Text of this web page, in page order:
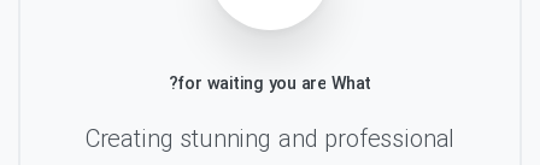
What
are
you
waiting
for?
Creating stunning and professional